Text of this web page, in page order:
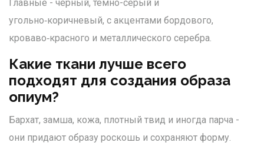
Главные - черный, темно-серый и
угольно‑коричневый, с акцентами бордового,
кроваво‑красного и металлического серебра.
Какие ткани лучше всего
подходят для создания образа
опиум?
Бархат, замша, кожа, плотный твид и иногда парча -
они придают образу роскошь и сохраняют форму.